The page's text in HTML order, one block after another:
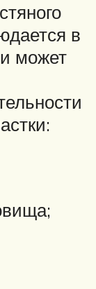
в
может